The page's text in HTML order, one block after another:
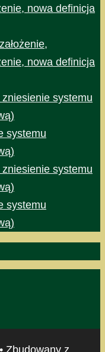
nowa definicja
nowa definicja
systemu
systemu
systemu
systemu
• Zbudowany z